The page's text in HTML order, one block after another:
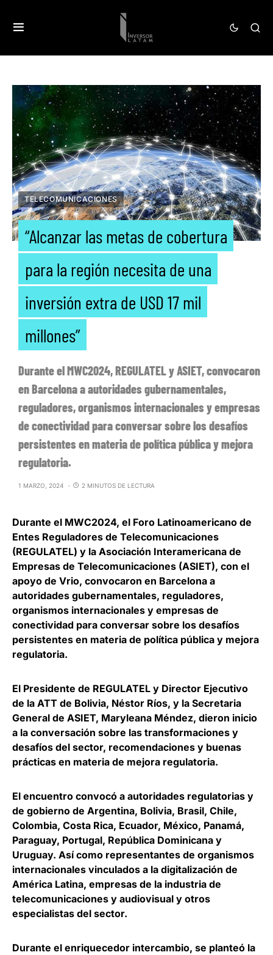
TELECOMUNICACIONES
“Alcanzar las metas de cobertura
para la región necesita de una
inversión extra de USD 17 mil
millones”
Durante el MWC2024, REGULATEL y ASIET, convocaron
en Barcelona a autoridades gubernamentales,
reguladores, organismos internacionales y empresas
de conectividad para conversar sobre los desafíos
persistentes en materia de política pública y mejora
regulatoria.
1 MARZO, 2024 2 MINUTOS DE LECTURA
Durante el MWC2024, el Foro Latinoamericano de
Entes Reguladores de Telecomunicaciones
(REGULATEL) y la Asociación Interamericana de
Empresas de Telecomunicaciones (ASIET), con el
apoyo de Vrio, convocaron en Barcelona a
autoridades gubernamentales, reguladores,
organismos internacionales y empresas de
conectividad para conversar sobre los desafíos
persistentes en materia de política pública y mejora
regulatoria.
El Presidente de REGULATEL y Director Ejecutivo
de la ATT de Bolivia, Néstor Ríos, y la Secretaria
General de ASIET, Maryleana Méndez, dieron inicio
a la conversación sobre las transformaciones y
desafíos del sector, recomendaciones y buenas
prácticas en materia de mejora regulatoria.
El encuentro convocó a autoridades regulatorias y
de gobierno de Argentina, Bolivia, Brasil, Chile,
Colombia, Costa Rica, Ecuador, México, Panamá,
Paraguay, Portugal, República Dominicana y
Uruguay. Así como representantes de organismos
internacionales vinculados a la digitalización de
América Latina, empresas de la industria de
telecomunicaciones y audiovisual y otros
especialistas del sector.
Durante el enriquecedor intercambio, se planteó la